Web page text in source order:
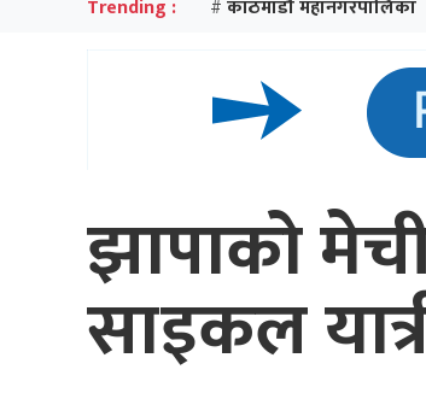
Trending : # काठमाडौँ महानगरपालिका
झापाको
साइकल